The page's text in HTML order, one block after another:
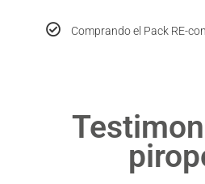
Comprando el Pack RE-